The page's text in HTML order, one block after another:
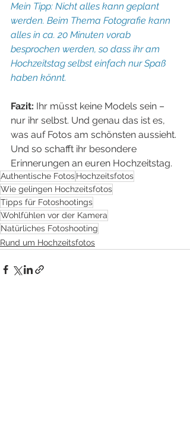
Mein Tipp: Nicht alles kann geplant
werden. Beim Thema Fotografie kann
alles in ca. 20 Minuten vorab
besprochen werden, so dass ihr am
Hochzeitstag selbst einfach nur Spaß
haben könnt.
Fazit: Ihr müsst keine Models sein –
nur ihr selbst. Und genau das ist es,
was auf Fotos am schönsten aussieht.
Und so schafft ihr besondere
Erinnerungen an euren Hochzeitstag.
Authentische FotosHochzeitsfotos
Wie gelingen Hochzeitsfotos
Tipps für Fotoshootings
Wohlfühlen vor der Kamera
Natürliches Fotoshooting
Rund um Hochzeitsfotos